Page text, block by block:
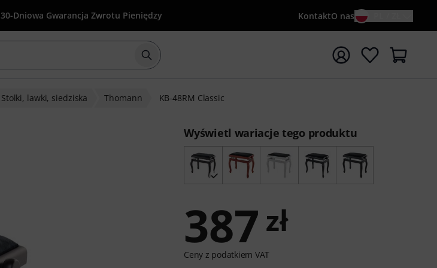
30-Dniowa Gwarancja Zwrotu Pieniędzy KontaktO nas
Rozpocznij wyszukiwanie od słowa kluczowego {searchTerm}
Stolki, lawki, siedziska Thomann KB-48RM Classic
Wyświetl wariacje tego produktu
387 zł
Ceny z podatkiem VAT